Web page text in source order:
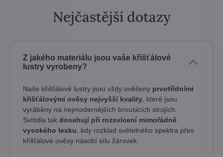
Nejčastější dotazy
Z jakého materiálu jsou vaše křišťálové
lustry vyrobeny?
Naše křišťálové lustry jsou vždy ověšeny prvotřídními
křišťálovými ověsy nejvyšší kvality , které jsou
vyráběny na nejmodernějších brousicích strojích.
Svítidla tak dosahují při rozsvícení mimořádně
vysokého lesku , kdy rozklad světelného spektra přes
křišťálové ověsy násobí sílu žárovek. ​